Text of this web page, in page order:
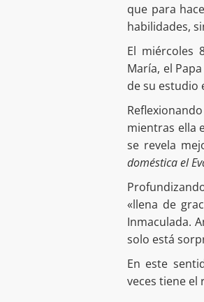
que para
habilidades,
El miércoles
María, el
de su estudio
mientras ella
se revela
doméstica el
«llena de
Inmaculada.
solo está
En este
veces tiene el